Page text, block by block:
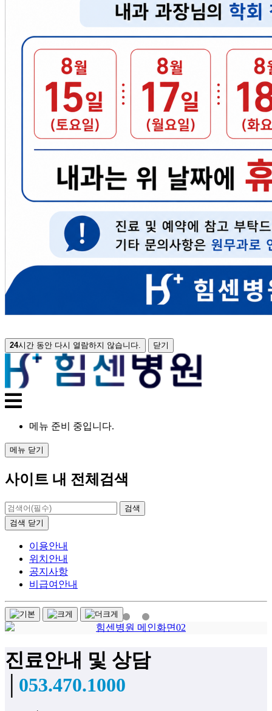
24시간 동안 다시 열람하지 않습니다. 닫기
메뉴 준비 중입니다.
메뉴 닫기
사이트 내 전체검색
검색 닫기
이용안내
위치안내
공지사항
비급여안내
진료안내 및 상담
053.470.1000